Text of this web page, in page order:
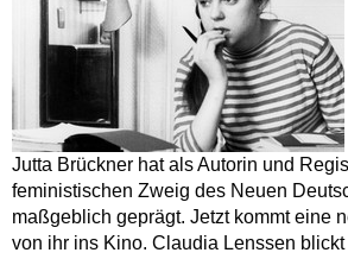
Jutta Brückner hat als Autorin und
feministischen Zweig des Neuen
maßgeblich geprägt. Jetzt kommt eine
von ihr ins Kino. Claudia Lenssen blickt